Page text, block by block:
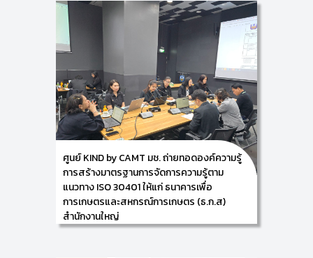
and Innovation Development: KIND) วิทยาลัยศิลปะ
สื่อ และเทคโนโลยี มหาวิทยาลัยเชียงใหม่ นำโดย ผู้ช่วย
ศาสตราจารย์ ดร.อัจฉรา คำอักษร ผู้ปฏิบัติหน้าที่ช่วย
คณบดี ด้านการพัฒนาองค์ความรู้และนวัตกรรม/ หัวหน้า
ศูนย์การพัฒนาองค์ความรู้และนวัตกรรม (Knowledge
and Innovation Development: KIND) พร้อมคณะ
ทำงาน ได้นำเสนอ “แผนแม่บทด้านการจัดการความรู้
ธนาคารเพื่อการเกษตรและสหกรณ์การเกษตร (ธ.ก.ส.)” ใน
การประชุมคณะกรรมการการจัดการความรู้ ครั้งที่
3/2568 โดยมีคณะกรรมการฯ จากฝ่ายกิจการสาขาภาค
และสำนักงานใหญ่ร่วมในการประชุม ซึ่งกิจกรรมดังกล่าว
อยู่ภายใต้โครงการจ้างที่ปรึกษาเพื่อการจัดทำแผนแม่บท
ด้านการจัดการความรู้ ธนาคารเพื่อการเกษตรและสหกรณ์
การเกษตร (ธ.ก.ส.) ในวันอังคารที่ 16 ธันวาคม 2568 ณ
ธนาคารเพื่อการเกษตรและสหกรณ์การเกษตร (ธ.ก.ส)
สำนักงานใหญ่ กรุงเทพมหานคร
ศูนย์ KIND by CAMT มช. ถ่ายทอดองค์ความรู้
การสร้างมาตรฐานการจัดการความรู้ตาม
แนวทาง ISO 30401 ให้แก่ ธนาคารเพื่อ
การเกษตรและสหกรณ์การเกษตร (ธ.ก.ส)
สำนักงานใหญ่